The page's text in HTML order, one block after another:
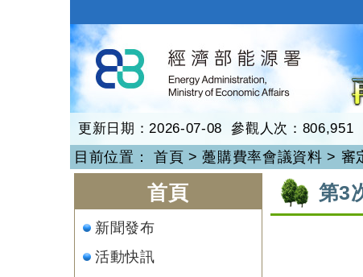
到
主
要
內
容
再生能源
更新日期：2026-07-08 參觀人次：806,951
目前位置： 首頁 > 躉購費率會議資料 > 審
首頁
新聞發布
活動快訊
第3